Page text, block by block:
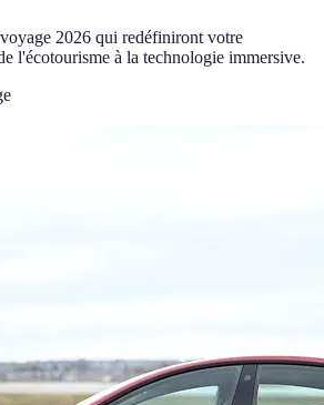
2026 qui redéfiniront votre
l'écotourisme à la technologie immersive.